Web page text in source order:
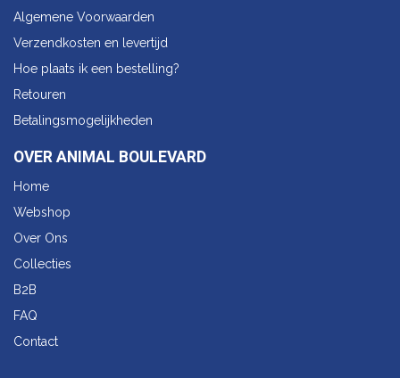
Algemene Voorwaarden
Verzendkosten en levertijd
Hoe plaats ik een bestelling?
Retouren
Betalingsmogelijkheden
OVER ANIMAL BOULEVARD
Home
Webshop
Over Ons
Collecties
B2B
FAQ
Contact